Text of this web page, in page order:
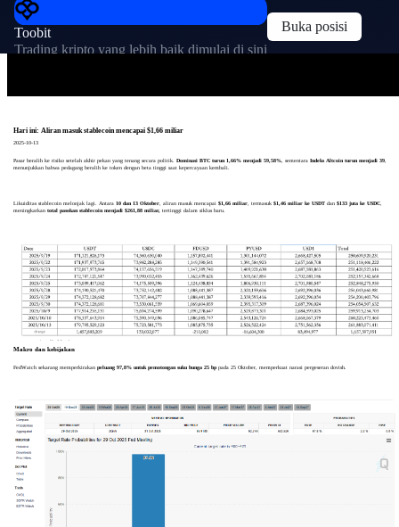
Toobit
Trading kripto yang lebih baik dimulai di sini
Buka posisi
Hari ini: Aliran masuk stablecoin mencapai $1,66 miliar
2025-10-13
Pasar beralih ke risiko setelah akhir pekan yang tenang secara politik. Dominasi BTC turun 1,66% menjadi 59,58%, sementara Indeks Altcoin turun menjadi 39,
menunjukkan bahwa pedagang beralih ke token dengan beta tinggi saat kepercayaan kembali.
Likuiditas stablecoin melonjak lagi. Antara 10 dan 13 Oktober, aliran masuk mencapai $1,66 miliar, termasuk $1,46 miliar ke USDTdan $133 juta ke USDC,
meningkatkan total pasokan stablecoin menjadi $261,88 miliar, tertinggi dalam siklus baru.
Makro dan kebijakan
FedWatch sekarang memperkirakan peluang 97,8% untuk pemotongan suku bunga 25 bppada 25 Oktober, memperkuat narasi pergeseran dovish.